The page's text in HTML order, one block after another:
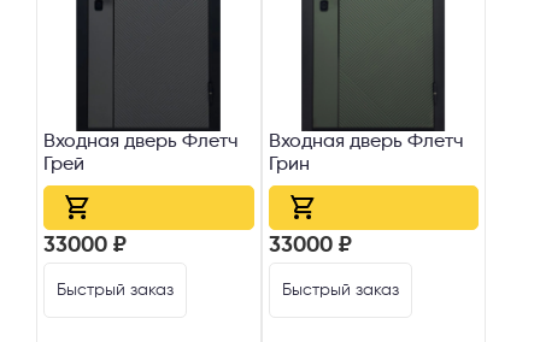
Входная дверь Флетч
Грей
33000 ₽
Быстрый заказ
Входная дверь Флетч
Грин
33000 ₽
Быстрый заказ